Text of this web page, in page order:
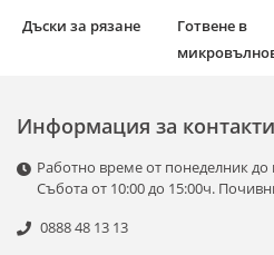
Дъски за рязане
Готвене в
Информация за контакти
Работно време от понеделник до
Събота от 10:00 до 15:00ч.
0888 48 13 13